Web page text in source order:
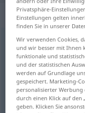
„nähern“
nähernv/r
Übersicht aller
(Für mehr Details die
nálgast
Privatsphäre-
Einstellungen gelten
finden Sie in unserer
Wir verwenden Cookies,
und wir besser mit Ihnen
funktionale und
und der statistischen
werden auf Grundlage
gespeichert. Marketing-
personalisierter Werbung
durch einen Klick auf den
geben. Klicken Sie